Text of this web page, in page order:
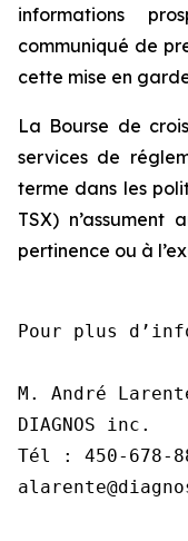
informations
communiqué de
cette mise en
La Bourse de
services de
terme dans les
TSX)
pertinence ou à
Pour plus
M. André
DIAGNOS inc.
Tél : 450-678-